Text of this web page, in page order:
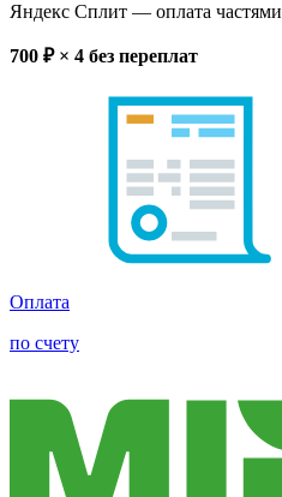
Яндекс Сплит — оплата частями
700 ₽ × 4 без переплат
Оплата
по счету